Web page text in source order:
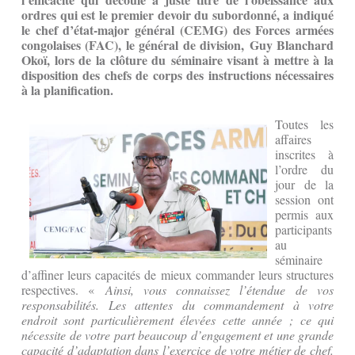
ordres qui est le premier devoir du subordonné, a indiqué
le chef d’état-major général (CEMG) des Forces armées
congolaises (FAC), le général de division, Guy Blanchard
Okoï, lors de la clôture du séminaire visant à mettre à la
disposition des chefs de corps des instructions nécessaires
à la planification.
Toutes les
affaires
inscrites à
l’ordre du
jour de la
session ont
permis aux
participants
au
séminaire
d’affiner leurs capacités de mieux commander leurs structures
respectives. «Ainsi, vous connaissez l’étendue de vos
responsabilités. Les attentes du commandement à votre
endroit sont particulièrement élevées cette année ; ce qui
nécessite de votre part beaucoup d’engagement et une grande
capacité d’adaptation dans l’exercice de votre métier de chef.